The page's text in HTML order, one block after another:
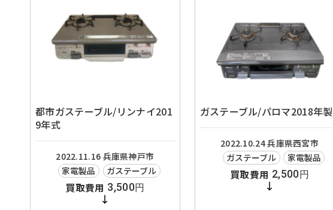
都市ガステーブル/リンナイ201
9年式
2022.11.16 兵庫県神戸市
家電製品
ガステーブル
3,500円
ガステーブル/パロマ2018年製
2022.10.24兵庫県西宮市
ガステーブル
家電製品
2,500 円